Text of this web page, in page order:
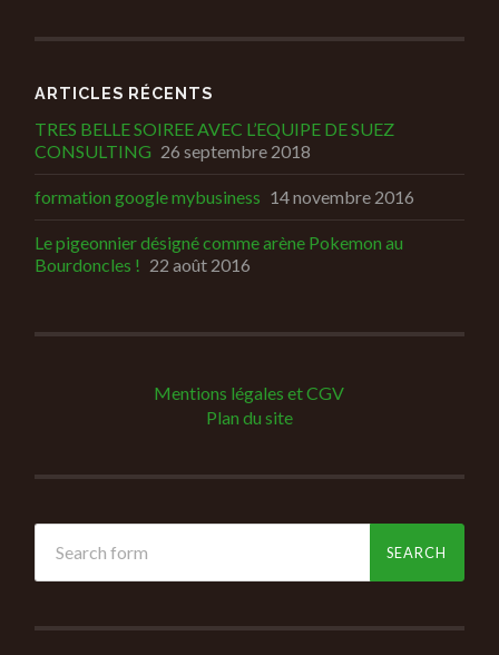
ARTICLES RÉCENTS
TRES BELLE SOIREE AVEC L’EQUIPE DE SUEZ
CONSULTING 26 septembre 2018
formation google mybusiness 14 novembre 2016
Le pigeonnier désigné comme arène Pokemon au
Bourdoncles ! 22 août 2016
Mentions légales et CGV
Plan du site